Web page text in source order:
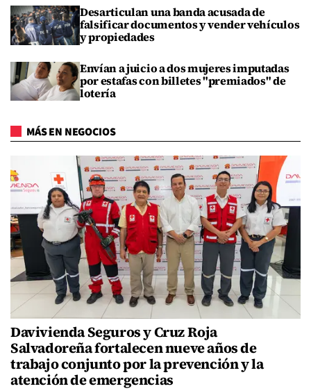
Desarticulan una banda acusada de
falsificar documentos y vender vehículos
y propiedades
Envían a juicio a dos mujeres imputadas
por estafas con billetes "premiados" de
lotería
MÁS EN NEGOCIOS
Davivienda Seguros y Cruz Roja
Salvadoreña fortalecen nueve años de
trabajo conjunto por la prevención y la
atención de emergencias